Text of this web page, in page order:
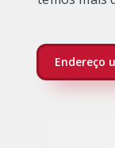
Endereço